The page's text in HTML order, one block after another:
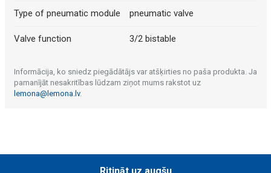
Type of pneumatic module pneumatic valve
Valve function 3/2 bistable
Informācija, ko sniedz piegādātājs var atšķirties no paša produkta. Ja
pamanījāt nesakritības lūdzam ziņot mums rakstot uz
lemona@lemona.lv.